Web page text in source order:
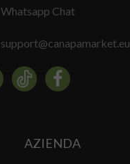
Whatsapp Chat
support@canapamarket.eu
AZIENDA